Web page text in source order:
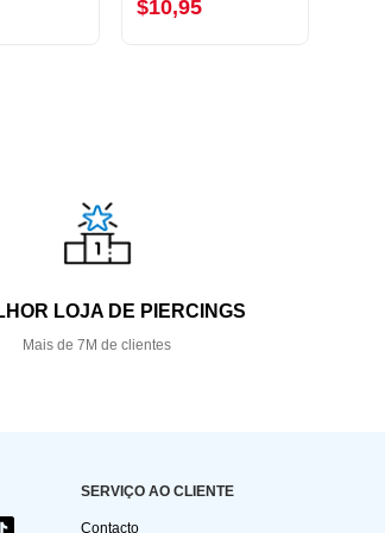
$10,95
LOJA DE PIERCINGS
Mais de 7M de clientes
SERVIÇO AO CLIENTE
Contacto